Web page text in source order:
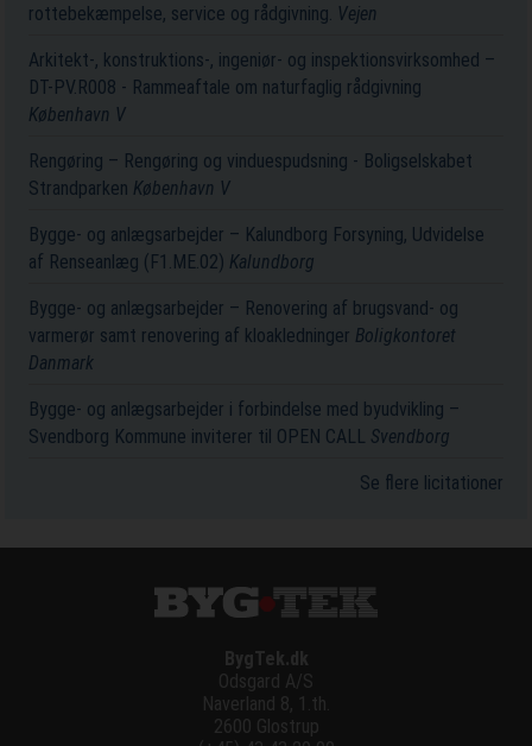
rottebekæmpelse, service og rådgivning. Vejen
Arkitekt-, konstruktions-, ingeniør- og inspektionsvirksomhed –
DT-PV.R008 - Rammeaftale om naturfaglig rådgivning
København V
Rengøring – Rengøring og vinduespudsning - Boligselskabet
Strandparken København V
Bygge- og anlægsarbejder – Kalundborg Forsyning, Udvidelse
af Renseanlæg (F1.ME.02) Kalundborg
Bygge- og anlægsarbejder – Renovering af brugsvand- og
varmerør samt renovering af kloakledninger Boligkontoret
Danmark
Bygge- og anlægsarbejder i forbindelse med byudvikling –
Svendborg Kommune inviterer til OPEN CALL Svendborg
Se flere licitationer
BygTek.dk
Odsgard A/S
Naverland 8, 1.th.
2600 Glostrup